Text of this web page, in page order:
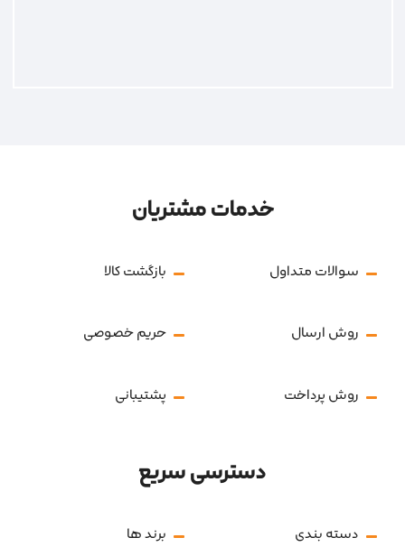
خدمات مشتریان
سوالات متداول بازگشت کالا
روش ارسال حریم خصوصی
روش پرداخت پشتیبانی
دسترسی سریع
دسته بندی برند ها